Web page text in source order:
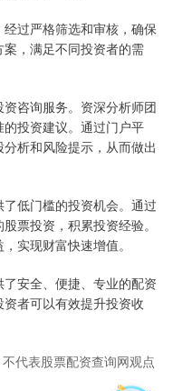
过严格筛选和审核，确保
，满足不同投资者的需
咨询服务。资深分析师团
投资建议。通过门户平
析和风险提示，从而做出
低门槛的投资机会。通过
票投资，积累投资经验。
实现财富快速增值。
安全、便捷、专业的配资
者可以有效提升投资收
代表股票配资查询网观点